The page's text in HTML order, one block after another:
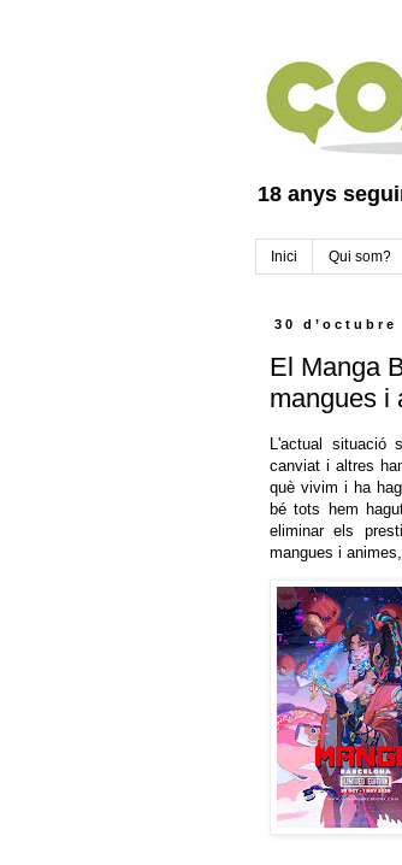
18 anys
Inici Qui som?
30 d’octubre
El Manga
mangues i
L'actual situació
canviat i altres
què vivim i ha
bé tots hem
eliminar els
mangues i